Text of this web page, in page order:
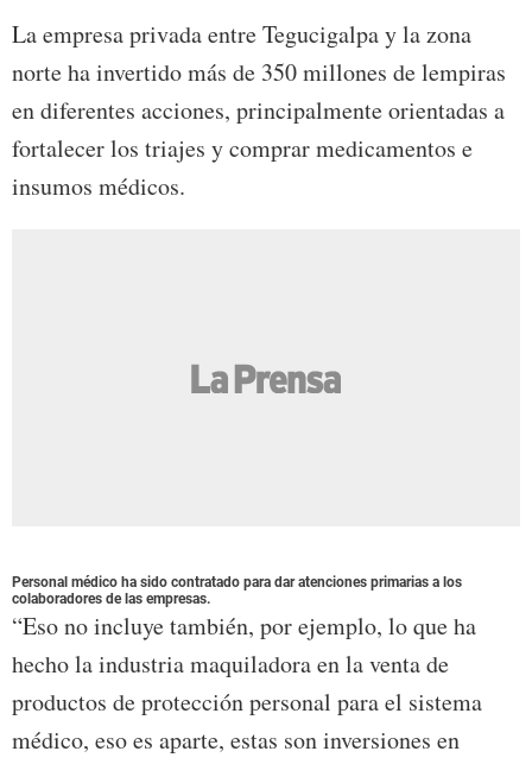
La empresa privada entre Tegucigalpa y la zona
norte ha invertido más de 350 millones de lempiras
en diferentes acciones, principalmente orientadas a
fortalecer los triajes y comprar medicamentos e
insumos médicos.
Personal médico ha sido contratado para dar atenciones primarias a los
colaboradores de las empresas.
“Eso no incluye también, por ejemplo, lo que ha
hecho la industria maquiladora en la venta de
productos de protección personal para el sistema
médico, eso es aparte, estas son inversiones en